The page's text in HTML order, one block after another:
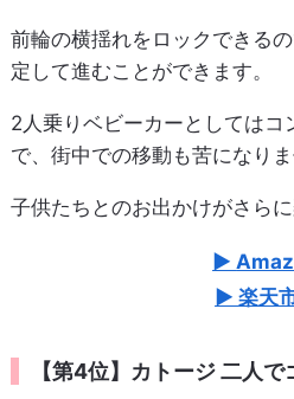
前輪の横揺れをロックできる
定して進むことができます。
2人乗りベビーカーとしてはコ
で、街中での移動も苦になりま
子供たちとのお出かけがさらに
楽天
【第4位】カトージ 二人で